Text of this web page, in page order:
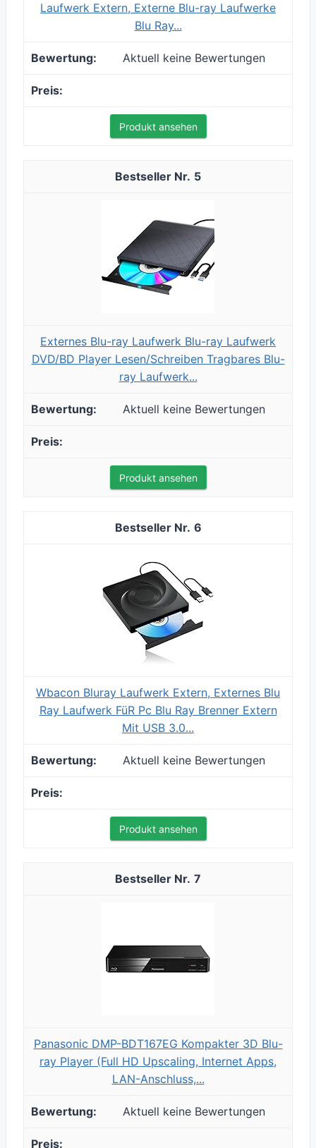
Laufwerk Extern, Externe Blu-ray Laufwerke
Blu Ray...
Aktuell keine Bewertungen
Produkt ansehen
5
Externes Blu-ray Laufwerk Blu-ray Laufwerk
DVD/BD Player Lesen/Schreiben Tragbares Blu-
ray Laufwerk...
Aktuell keine Bewertungen
Produkt ansehen
6
Wbacon Bluray Laufwerk Extern, Externes Blu
Ray Laufwerk FüR Pc Blu Ray Brenner Extern
Mit USB 3.0...
Aktuell keine Bewertungen
Produkt ansehen
7
Panasonic DMP-BDT167EG Kompakter 3D Blu-
ray Player (Full HD Upscaling, Internet Apps,
LAN-Anschluss,...
Aktuell keine Bewertungen